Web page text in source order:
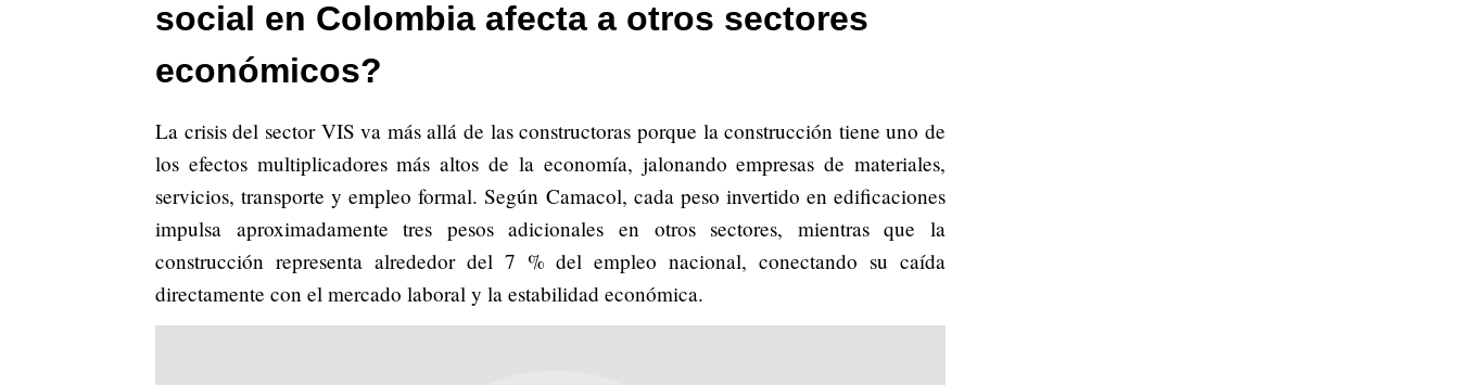
social en Colombia afecta a otros sectores
económicos?
La crisis del sector VIS va más allá de las constructoras porque la construcción tiene uno de
los efectos multiplicadores más altos de la economía, jalonando empresas de materiales,
servicios, transporte y empleo formal. Según Camacol, cada peso invertido en edificaciones
impulsa aproximadamente tres pesos adicionales en otros sectores, mientras que la
construcción representa alrededor del 7 % del empleo nacional, conectando su caída
directamente con el mercado laboral y la estabilidad económica.